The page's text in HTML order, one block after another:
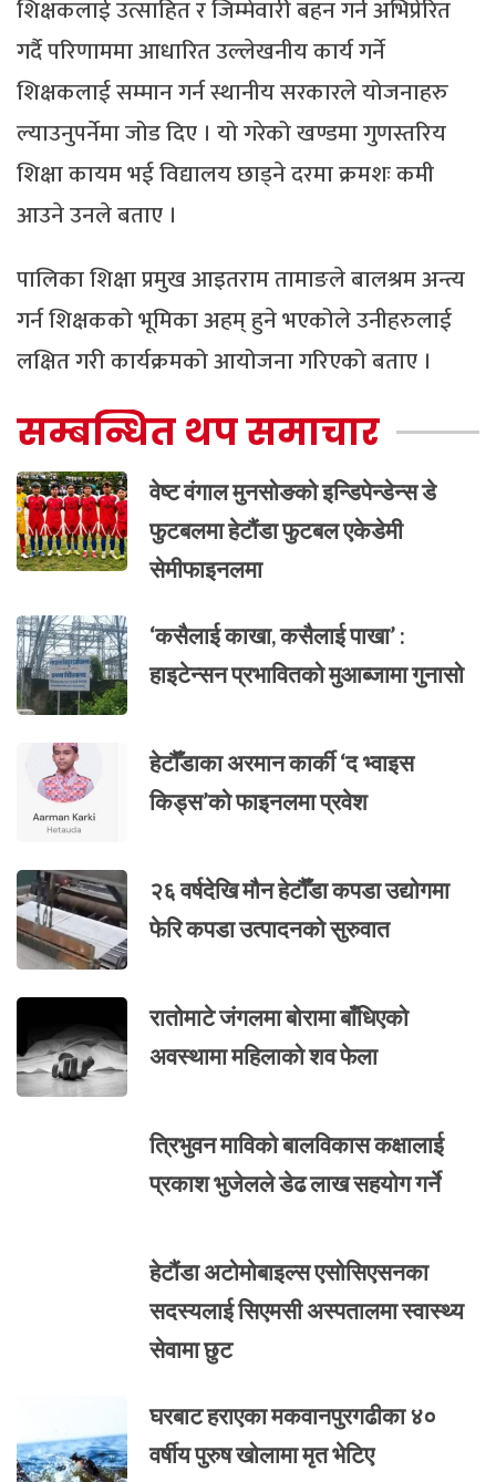
शिक्षकलाई उत्साहित र जिम्मेवारी बहन गर्न अभिप्रेरित
गर्दै परिणाममा आधारित उल्लेखनीय कार्य गर्ने
शिक्षकलाई सम्मान गर्न स्थानीय सरकारले योजनाहरु
ल्याउनुपर्नेमा जोड दिए । यो गरेको खण्डमा गुणस्तरिय
शिक्षा कायम भई विद्यालय छाड्ने दरमा क्रमशः कमी
आउने उनले बताए ।
पालिका शिक्षा प्रमुख आइतराम तामाङले बालश्रम अन्त्य
गर्न शिक्षकको भूमिका अहम् हुने भएकोले उनीहरुलाई
लक्षित गरी कार्यक्रमको आयोजना गरिएको बताए ।
सम्बन्धित थप समाचार
वेष्ट वंगाल मुनसोङको इन्डिपेन्डेन्स डे
फुटबलमा हेटौंडा फुटबल एकेडेमी
सेमीफाइनलमा
‘कसैलाई काखा, कसैलाई पाखा’ :
हाइटेन्सन प्रभावितको मुआब्जामा गुनासो
हेटौँडाका अरमान कार्की ‘द भ्वाइस
किड्स’को फाइनलमा प्रवेश
२६ वर्षदेखि मौन हेटौँडा कपडा उद्योगमा
फेरि कपडा उत्पादनको सुरुवात
रातोमाटे जंगलमा बोरामा बाँधिएको
अवस्थामा महिलाको शव फेला
त्रिभुवन माविको बालविकास कक्षालाई
प्रकाश भुजेलले डेढ लाख सहयोग गर्ने
हेटौंडा अटोमोबाइल्स एसोसिएसनका
सदस्यलाई सिएमसी अस्पतालमा स्वास्थ्य
सेवामा छुट
घरबाट हराएका मकवानपुरगढीका ४०
वर्षीय पुरुष खोलामा मृत भेटिए